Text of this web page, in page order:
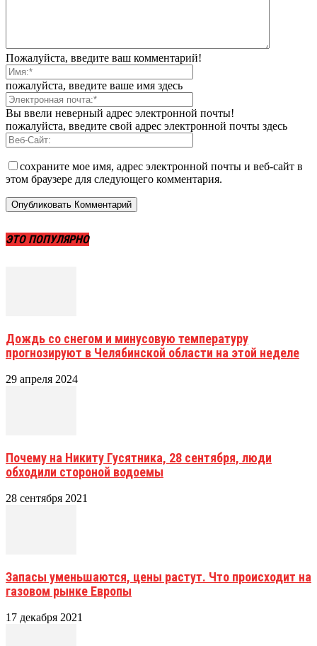
Пожалуйста, введите ваш комментарий!
пожалуйста, введите ваше имя здесь
Вы ввели неверный адрес электронной почты!
пожалуйста, введите свой адрес электронной почты здесь
сохраните мое имя, адрес электронной почты и веб-сайт в
этом браузере для следующего комментария.
ЭТО ПОПУЛЯРНО
Дождь со снегом и минусовую температуру
прогнозируют в Челябинской области на этой неделе
29 апреля 2024
Почему на Никиту Гусятника, 28 сентября, люди
обходили стороной водоемы
28 сентября 2021
Запасы уменьшаются, цены растут. Что происходит на
газовом рынке Европы
17 декабря 2021